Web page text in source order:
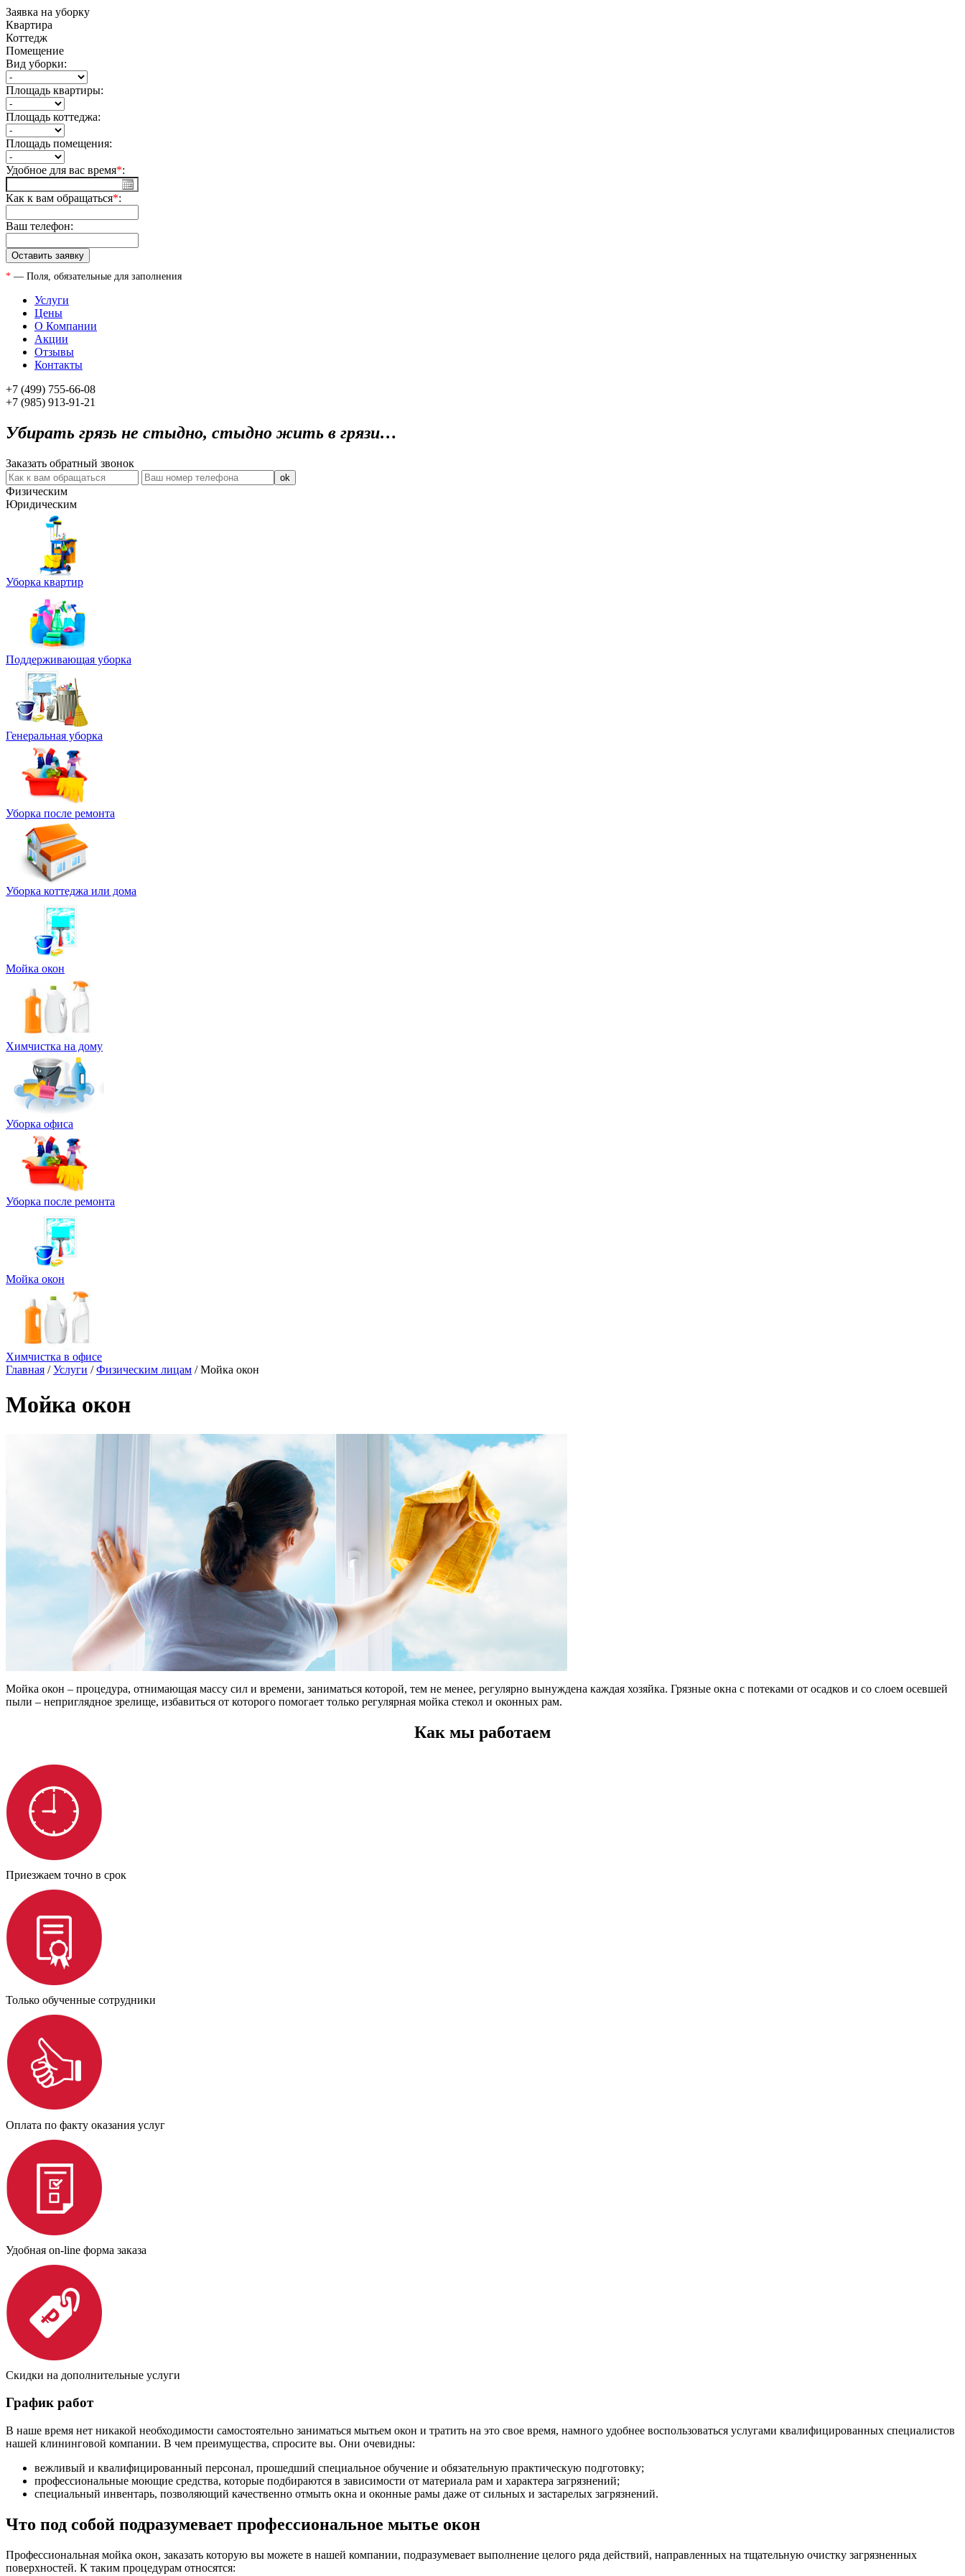
Заявка на уборку
Квартира
Коттедж
Помещение
Вид уборки:
Площадь квартиры:
Площадь коттеджа:
Площадь помещения:
Удобное для вас время*:
Как к вам обращаться*:
Ваш телефон:
* — Поля, обязательные для заполнения
Услуги
Цены
О Компании
Акции
Отзывы
Контакты
+7 (499) 755-66-08
+7 (985) 913-91-21
Убирать грязь не стыдно, стыдно жить в грязи…
Заказать обратный звонок
Физическим
Юридическим
Уборка квартир
Поддерживающая уборка
Генеральная уборка
Уборка после ремонта
Уборка коттеджа или дома
Мойка окон
Химчистка на дому
Уборка офиса
Уборка после ремонта
Мойка окон
Химчистка в офисе
Главная /Услуги /Физическим лицам /Мойка окон
Мойка окон
Мойка окон – процедура, отнимающая массу сил и времени, заниматься которой, тем не менее, регулярно вынуждена каждая хозяйка. Грязные окна с потеками от осадков и со слоем осевшей
пыли – неприглядное зрелище, избавиться от которого помогает только регулярная мойка стекол и оконных рам.
Как мы работаем
Приезжаем точно в срок
Только обученные сотрудники
Оплата по факту оказания услуг
Удобная on-line форма заказа
Скидки на дополнительные услуги
График работ
В наше время нет никакой необходимости самостоятельно заниматься мытьем окон и тратить на это свое время, намного удобнее воспользоваться услугами квалифицированных специалистов
нашей клининговой компании. В чем преимущества, спросите вы. Они очевидны:
вежливый и квалифицированный персонал, прошедший специальное обучение и обязательную практическую подготовку;
профессиональные моющие средства, которые подбираются в зависимости от материала рам и характера загрязнений;
специальный инвентарь, позволяющий качественно отмыть окна и оконные рамы даже от сильных и застарелых загрязнений.
Что под собой подразумевает профессиональное мытье окон
Профессиональная мойка окон, заказать которую вы можете в нашей компании, подразумевает выполнение целого ряда действий, направленных на тщательную очистку загрязненных
поверхностей. К таким процедурам относятся: